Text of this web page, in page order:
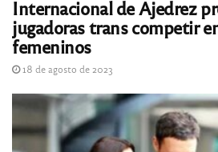
Internacional de Ajedrez
jugadoras trans competir
femeninos
18 de agosto de 2023